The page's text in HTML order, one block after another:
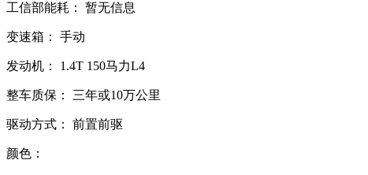
工信部能耗： 暂无信息
变速箱： 手动
发动机： 1.4T 150马力L4
整车质保： 三年或10万公里
驱动方式： 前置前驱
颜色：